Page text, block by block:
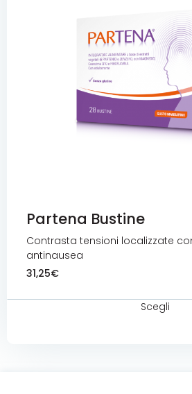
Partena Bustine
Contrasta tensioni localizzate
antinausea
31,25€
Scegli